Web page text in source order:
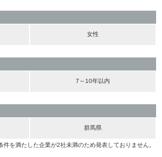
女性
7～10年以内
群馬県
を満たした企業が2社未満のため発表しておりません。